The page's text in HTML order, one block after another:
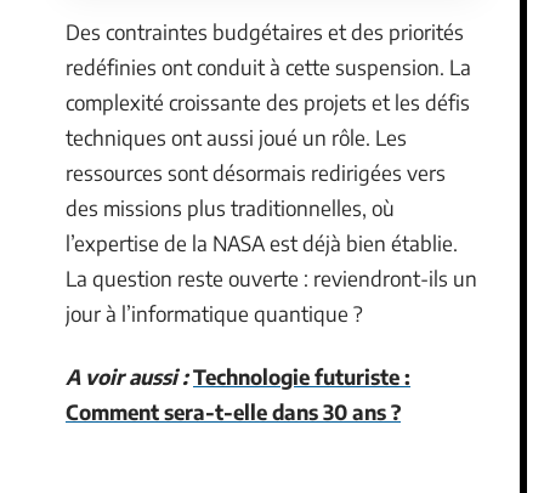
Des contraintes budgétaires et des priorités
redéfinies ont conduit à cette suspension. La
complexité croissante des projets et les défis
techniques ont aussi joué un rôle. Les
ressources sont désormais redirigées vers
des missions plus traditionnelles, où
l’expertise de la NASA est déjà bien établie.
La question reste ouverte : reviendront-ils un
jour à l’informatique quantique ?
A voir aussi :Technologie futuriste :
Comment sera-t-elle dans 30 ans ?